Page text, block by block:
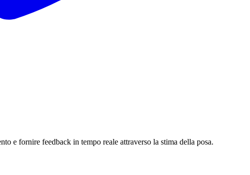
e fornire feedback in tempo reale attraverso la stima della posa.